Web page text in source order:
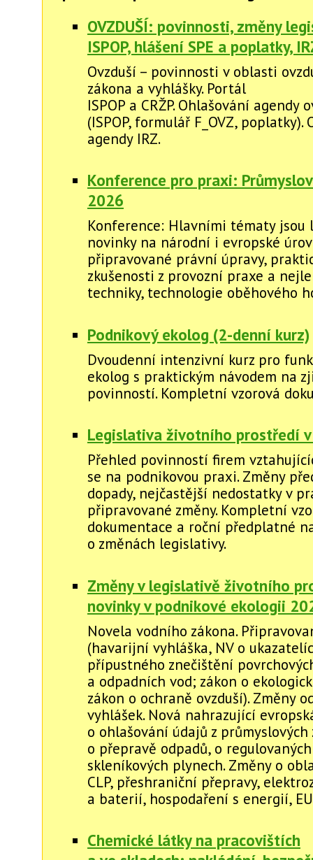
OVZDUŠÍ: povinnosti, změny
ISPOP, hlášení SPE a poplatky,
Ovzduší – povinnosti v oblasti
zákona a vyhlášky. Portál
ISPOP a CRŽP. Ohlašování agendy
(ISPOP, formulář F_OVZ, poplatky).
agendy IRZ.
Konference pro praxi:
2026
Konference: Hlavními tématy
novinky na národní i evropské
připravované právní úpravy,
zkušenosti z provozní praxe a
techniky, technologie oběhového
Podnikový ekolog (2-denní kurz)
Dvoudenní intenzivní kurz pro
ekolog s praktickým návodem na
povinností. Kompletní vzorová
Legislativa životního prostředí
Přehled povinností firem
se na podnikovou praxi. Změny
dopady, nejčastější nedostatky v
připravované změny. Kompletní
dokumentace a roční předplatné
o změnách legislativy.
Změny v legislativě životního
novinky v podnikové ekologii
Novela vodního zákona.
(havarijní vyhláška, NV o
přípustného znečištění
a odpadních vod; zákon o
zákon o ochraně ovzduší). Změny
vyhlášek. Nová nahrazující
o ohlašování údajů z průmyslových
o přepravě odpadů, o
skleníkových plynech. Změny o
CLP, přeshraniční přepravy,
a baterií, hospodaření s energií,
Chemické látky na pracovištích